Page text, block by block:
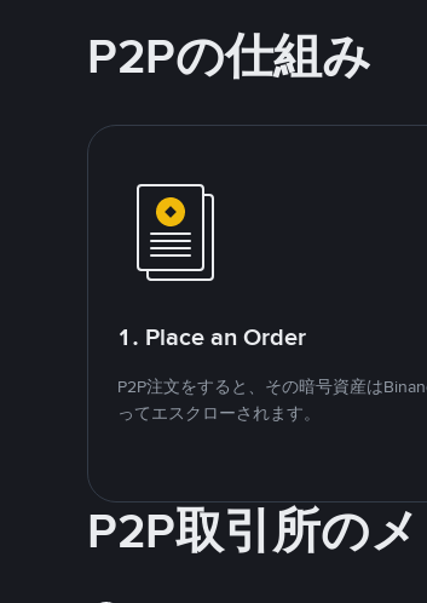
P2Pの仕組み
1. Place an Order
P2P注文をすると、その暗号資産は
ってエスクローされます。
P2P取引所の